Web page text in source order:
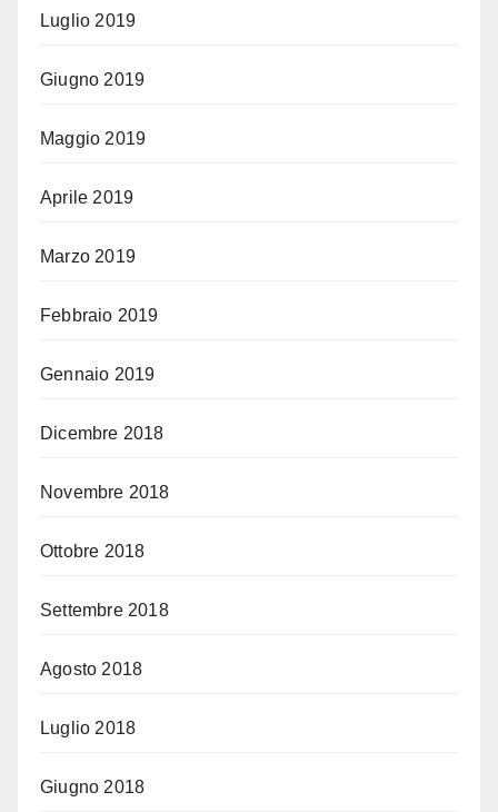
Luglio 2019
Giugno 2019
Maggio 2019
Aprile 2019
Marzo 2019
Febbraio 2019
Gennaio 2019
Dicembre 2018
Novembre 2018
Ottobre 2018
Settembre 2018
Agosto 2018
Luglio 2018
Giugno 2018